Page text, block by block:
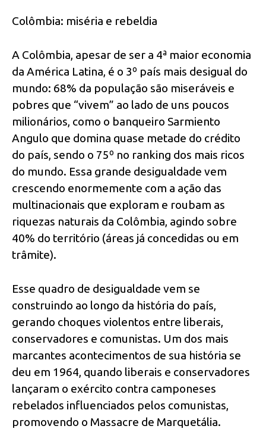
Colômbia: miséria e rebeldia
A Colômbia, apesar de ser a 4ª maior economia
da América Latina, é o 3º país mais desigual do
mundo: 68% da população são miseráveis e
pobres que “vivem” ao lado de uns poucos
milionários, como o banqueiro Sarmiento
Angulo que domina quase metade do crédito
do país, sendo o 75º no ranking dos mais ricos
do mundo. Essa grande desigualdade vem
crescendo enormemente com a ação das
multinacionais que exploram e roubam as
riquezas naturais da Colômbia, agindo sobre
40% do território (áreas já concedidas ou em
trâmite).
Esse quadro de desigualdade vem se
construindo ao longo da história do país,
gerando choques violentos entre liberais,
conservadores e comunistas. Um dos mais
marcantes acontecimentos de sua história se
deu em 1964, quando liberais e conservadores
lançaram o exército contra camponeses
rebelados influenciados pelos comunistas,
promovendo o Massacre de Marquetália.